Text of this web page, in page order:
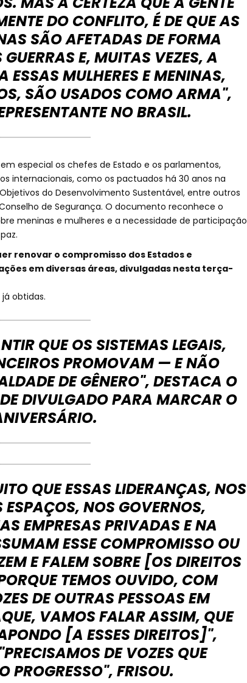
DO CONFLITO, É DE QUE AS
SÃO AFETADAS DE FORMA
GUERRAS E, MUITAS VEZES, A
ESSAS MULHERES E MENINAS,
SÃO USADOS COMO ARMA",
NO BRASIL.
especial os chefes de Estado e os parlamentos,
internacionais, como os pactuados há 30 anos na
do Desenvolvimento Sustentável, entre outros
de Segurança. O documento reconhece o
meninas e mulheres e a necessidade de participação
renovar o compromisso dos Estados e
em diversas áreas, divulgadas nesta terça-
obtidas.
QUE OS SISTEMAS LEGAIS,
PROMOVAM — E NÃO
DE GÊNERO", DESTACA O
DIVULGADO PARA MARCAR O
QUE ESSAS LIDERANÇAS, NOS
NOS GOVERNOS,
EMPRESAS PRIVADAS E NA
ESSE COMPROMISSO OU
E FALEM SOBRE [OS DIREITOS
TEMOS OUVIDO, COM
DE OUTRAS PESSOAS EM
VAMOS FALAR ASSIM, QUE
[A ESSES DIREITOS]",
DE VOZES QUE
PROGRESSO", FRISOU.